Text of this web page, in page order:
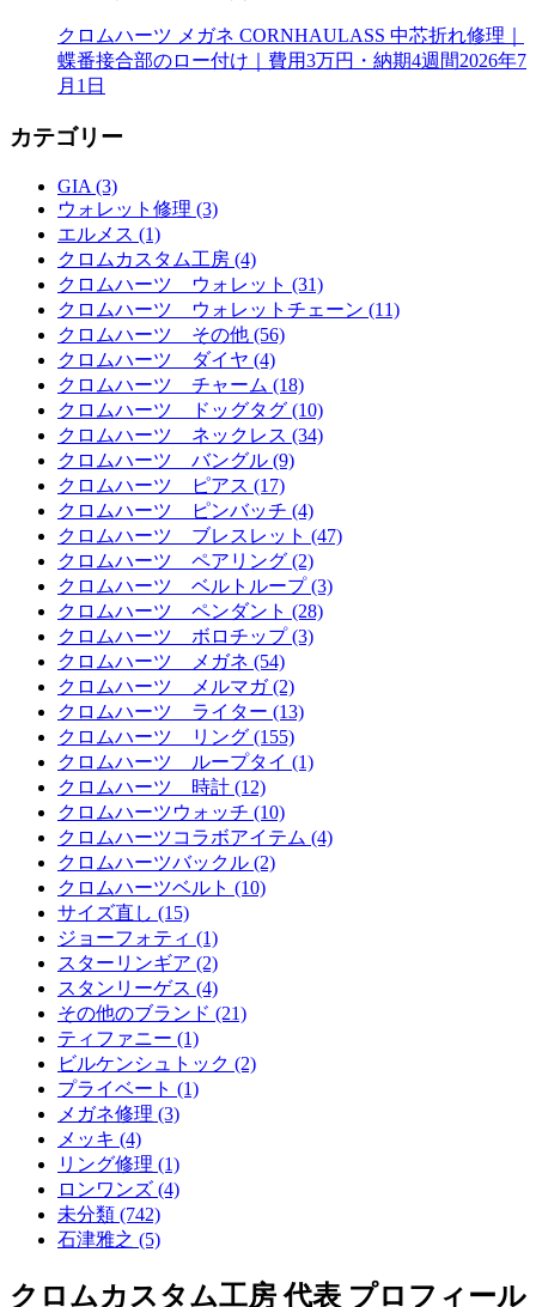
クロムハーツ メガネ CORNHAULASS 中芯折れ修理｜
蝶番接合部のロー付け｜費用3万円・納期4週間2026年7
月1日
カテゴリー
GIA (3)
ウォレット修理 (3)
エルメス (1)
クロムカスタム工房 (4)
クロムハーツ ウォレット (31)
クロムハーツ ウォレットチェーン (11)
クロムハーツ その他 (56)
クロムハーツ ダイヤ (4)
クロムハーツ チャーム (18)
クロムハーツ ドッグタグ (10)
クロムハーツ ネックレス (34)
クロムハーツ バングル (9)
クロムハーツ ピアス (17)
クロムハーツ ピンバッチ (4)
クロムハーツ ブレスレット (47)
クロムハーツ ペアリング (2)
クロムハーツ ベルトループ (3)
クロムハーツ ペンダント (28)
クロムハーツ ボロチップ (3)
クロムハーツ メガネ (54)
クロムハーツ メルマガ (2)
クロムハーツ ライター (13)
クロムハーツ リング (155)
クロムハーツ ループタイ (1)
クロムハーツ 時計 (12)
クロムハーツウォッチ (10)
クロムハーツコラボアイテム (4)
クロムハーツバックル (2)
クロムハーツベルト (10)
サイズ直し (15)
ジョーフォティ (1)
スターリンギア (2)
スタンリーゲス (4)
その他のブランド (21)
ティファニー (1)
ビルケンシュトック (2)
プライベート (1)
メガネ修理 (3)
メッキ (4)
リング修理 (1)
ロンワンズ (4)
未分類 (742)
石津雅之 (5)
クロムカスタム工房 代表 プロフィール